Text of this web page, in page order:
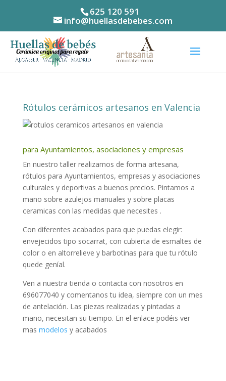
625 120 591
info@huellasdebebes.com
Rótulos cerámicos artesanos en Valencia
para Ayuntamientos, asociaciones y empresas
En nuestro taller realizamos de forma artesana,
rótulos para Ayuntamientos, empresas y asociaciones
culturales y deportivas a buenos precios. Pintamos a
mano sobre azulejos manuales y sobre placas
ceramicas con las medidas que necesites .
Con diferentes acabados para que puedas elegir:
envejecidos tipo socarrat, con cubierta de esmaltes de
color o en altorrelieve y barbotinas para que tu rótulo
quede geníal.
Ven a nuestra tienda o contacta con nosotros en
696077040 y comentanos tu idea, siempre con un mes
de antelación. Las piezas realizadas y pintadas a
mano, necesitan su tiempo. En el enlace podéis ver
mas modelos y acabados